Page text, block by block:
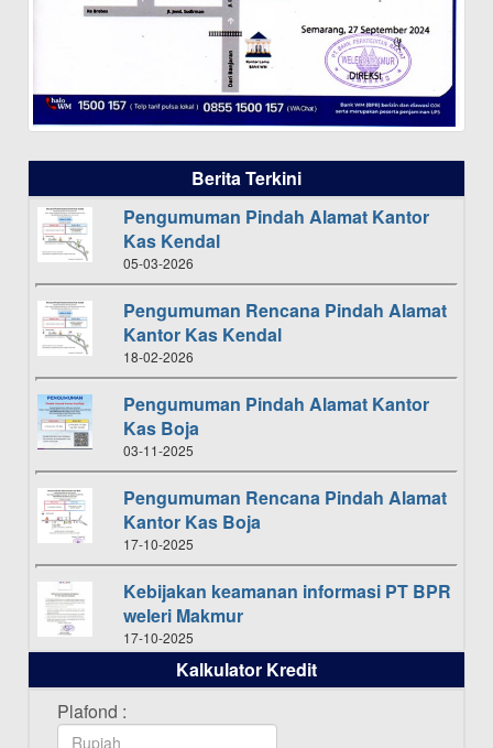
Berita Terkini
Pengumuman Pindah Alamat Kantor
Kas Kendal
05-03-2026
Pengumuman Rencana Pindah Alamat
Kantor Kas Kendal
18-02-2026
Pengumuman Pindah Alamat Kantor
Kas Boja
03-11-2025
Pengumuman Rencana Pindah Alamat
Kantor Kas Boja
17-10-2025
Kebijakan keamanan informasi PT BPR
weleri Makmur
17-10-2025
Daftar Pemenang Undian TAMASHA
Bulan Oktober 2025
16-10-2025
Kalkulator Kredit
Plafond :